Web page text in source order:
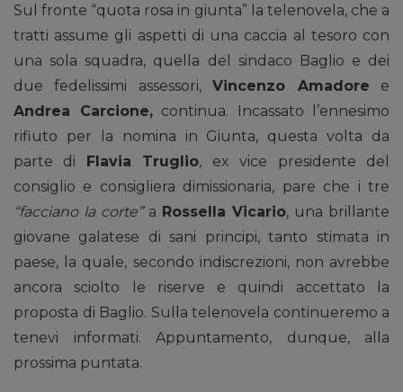
Sul fronte “quota rosa in giunta” la telenovela, che a
tratti assume gli aspetti di una caccia al tesoro con
una sola squadra, quella del sindaco Baglio e dei
due fedelissimi assessori,Vincenzo Amadore e
Andrea Carcione,continua. Incassato l’ennesimo
rifiuto per la nomina in Giunta, questa volta da
parte di Flavia Truglio, ex vice presidente del
consiglio e consigliera dimissionaria, pare che i tre
“facciano la corte”a Rossella Vicario, una brillante
giovane galatese di sani principi, tanto stimata in
paese, la quale, secondo indiscrezioni, non avrebbe
ancora sciolto le riserve e quindi accettato la
proposta di Baglio. Sulla telenovela continueremo a
tenevi informati. Appuntamento, dunque, alla
prossima puntata.